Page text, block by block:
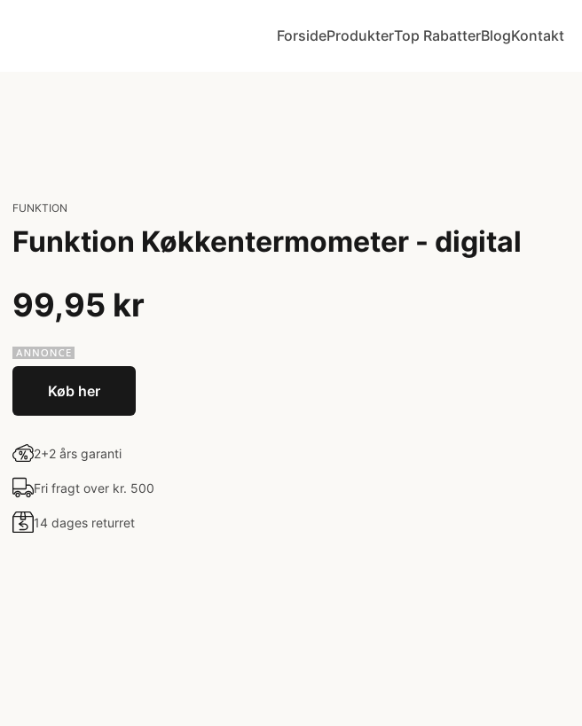
ForsideProdukterTop RabatterBlogKontakt
FUNKTION
Funktion Køkkentermometer - digital
99,95 kr
Køb her
2+2 års garanti
Fri fragt over kr. 500
14 dages returret